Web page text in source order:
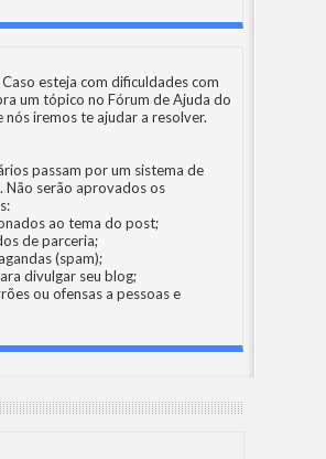
Caso esteja com dificuldades com
um tópico no Fórum de Ajuda do
nós iremos te ajudar a resolver.
passam por um sistema de
Não serão aprovados os
ao tema do post;
de parceria;
(spam);
divulgar seu blog;
ou ofensas a pessoas e